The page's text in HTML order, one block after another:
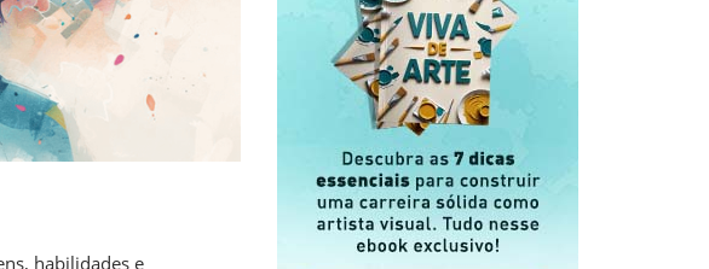
habilidades e